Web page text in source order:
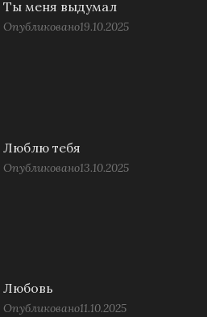
Ты меня выдумал
Опубликовано19.10.2025
Люблю тебя
Опубликовано13.10.2025
Любовь
Опубликовано11.10.2025